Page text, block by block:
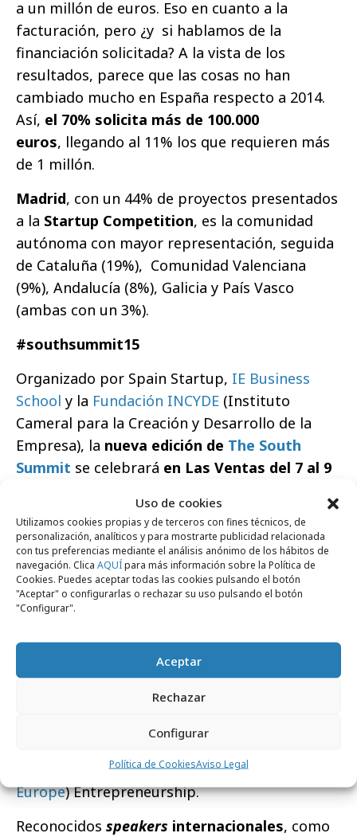
Uso de cookies
Utilizamos cookies propias y de terceros con fines técnicos, de
personalización, analíticos y para mostrarte publicidad relacionada
con tus preferencias mediante el análisis anónimo de los hábitos de
navegación. Clica AQUÍpara más información sobre la Política de
Cookies. Puedes aceptar todas las cookies pulsando el botón
"Aceptar" o configurarlas o rechazar su uso pulsando el botón
"Configurar".
Aceptar
Rechazar
Configurar
Política de CookiesAviso Legal
a un millón de euros. Eso en cuanto a la
facturación, pero ¿y si hablamos de la
financiación solicitada? A la vista de los
resultados, parece que las cosas no han
cambiado mucho en España respecto a 2014.
Así, el 70% solicita más de 100.000
euros, llegando al 11% los que requieren más
de 1 millón.
Madrid, con un 44% de proyectos presentados
a la Startup Competition, es la comunidad
autónoma con mayor representación, seguida
de Cataluña (19%), Comunidad Valenciana
(9%), Andalucía (8%), Galicia y País Vasco
(ambas con un 3%).
#southsummit15
Organizado por Spain Startup, IE Business
School y la Fundación INCYDE (Instituto
Cameral para la Creación y Desarrollo de la
Empresa), la nueva edición de The South
Summit se celebrará en Las Ventas del 7 al 9
de compañías como Endesa y Google for
Entrepreneurs. Durante tres días se abordará
la innovación disruptiva en los sectores más
relevantes, así como los grandes retos y
tendencias de los próximos años.
mucho más espacio, entre las principales
novedades destacan el Premio Glamour a
startups de moda y belleza
del primero de los siete eventos que tiene
del proyecto FACE (Failure Aversion Change in
Europe) Entrepreneurship.
Reconocidos speakers internacionales, como